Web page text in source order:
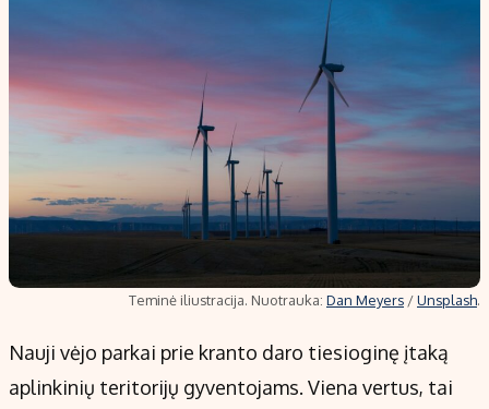
Teminė iliustracija. Nuotrauka: Dan Meyers /Unsplash.
Nauji vėjo parkai prie kranto daro tiesioginę įtaką
aplinkinių teritorijų gyventojams. Viena vertus, tai